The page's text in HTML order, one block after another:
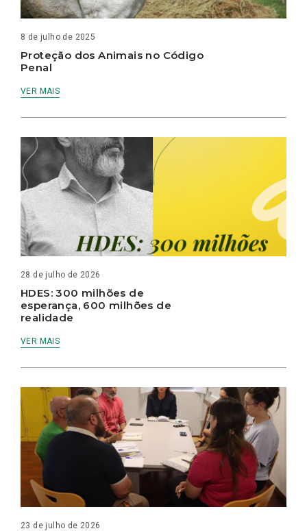
8 de julho de 2025
Proteção dos Animais no Código
Penal
VER MAIS
28 de julho de 2026
HDES: 300 milhões de
esperança, 600 milhões de
realidade
VER MAIS
23 de julho de 2026